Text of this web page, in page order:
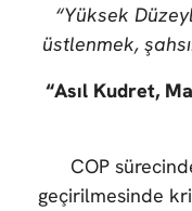
“Yüksek
üstlenmek,
“Asıl Kudret,
COP
geçirilmesinde